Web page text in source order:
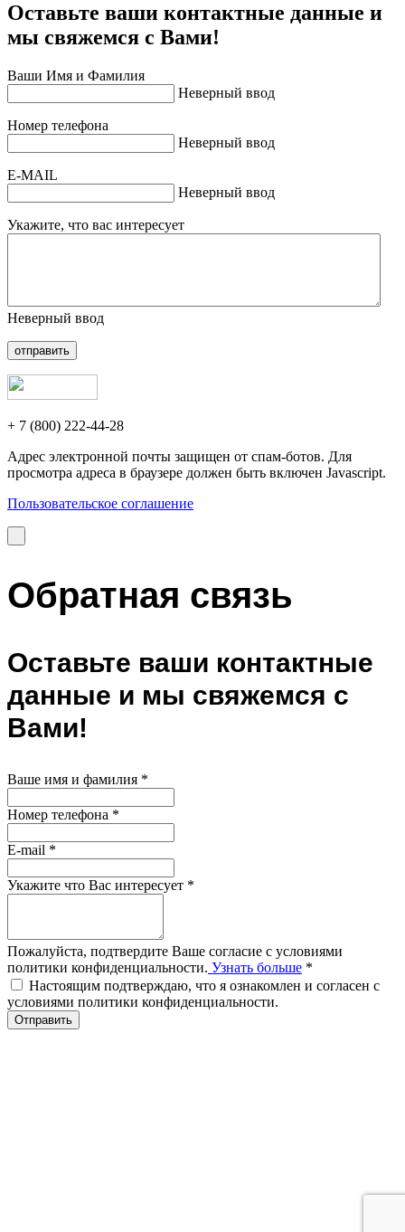
Оставьте ваши контактные данные и
мы свяжемся с Вами!
Ваши Имя и Фамилия
Неверный ввод
Номер телефона
Неверный ввод
E-MAIL
Неверный ввод
Укажите, что вас интересует
Неверный ввод
отправить
+ 7 (800) 222-44-28
Адрес электронной почты защищен от спам-ботов. Для
просмотра адреса в браузере должен быть включен Javascript.
Пользовательское соглашение
Обратная связь
Оставьте ваши контактные
данные и мы свяжемся с
Вами!
Ваше имя и фамилия *
Номер телефона *
E-mail *
Укажите что Вас интересует *
Пожалуйста, подтвердите Ваше согласие с условиями
политики конфиденциальности. Узнать больше *
Настоящим подтверждаю, что я ознакомлен и согласен с
условиями политики конфиденциальности.
Отправить